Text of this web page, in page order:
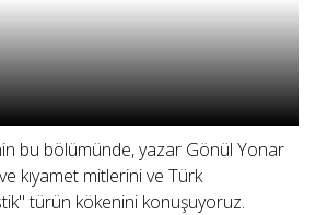
bu bölümünde, yazar Gönül Yonar
kıyamet mitlerini ve Türk
türün kökenini konuşuyoruz.